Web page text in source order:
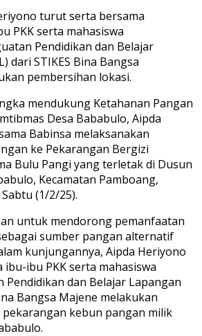
turut serta bersama
PKK serta mahasiswa
Pendidikan dan Belajar
dari STIKES Bina Bangsa
pembersihan lokasi.
mendukung Ketahanan Pangan
Desa Bababulo, Aipda
Babinsa melaksanakan
ke Pekarangan Bergizi
Bulu Pangi yang terletak di Dusun
Kecamatan Pamboang,
(1/2/25).
untuk mendorong pemanfaatan
sumber pangan alternatif
kunjungannya, Aipda Heriyono
ibu PKK serta mahasiswa
Pendidikan dan Belajar Lapangan
Bangsa Majene melakukan
kebun pangan milik